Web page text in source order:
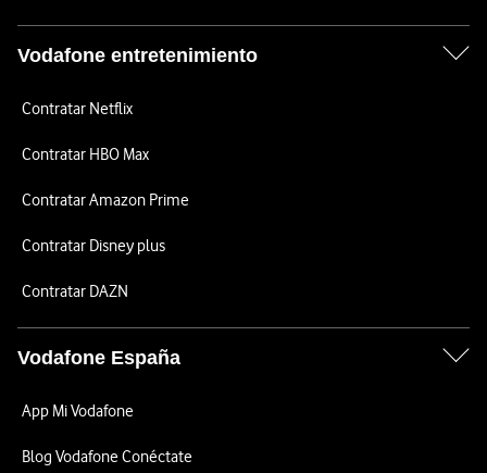
Vodafone entretenimiento
Contratar Netflix
Contratar HBO Max
Contratar Amazon Prime
Contratar Disney plus
Contratar DAZN
Vodafone España
App Mi Vodafone
Blog Vodafone Conéctate